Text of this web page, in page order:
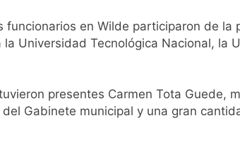
«Los Abuelos No Mienten»
de viento: más de 10 provincias bajo
privada con foco en los desalojos
en Wilde participaron de la
Universidad Tecnológica Nacional, la
presentes Carmen Tota Guede,
Gabinete municipal y una gran